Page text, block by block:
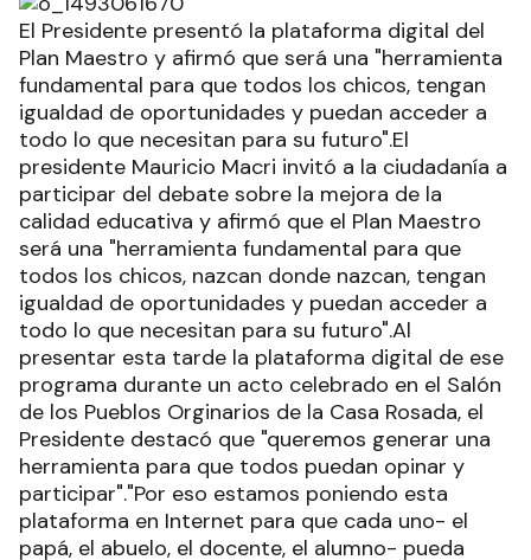
El Presidente presentó la plataforma digital del
Plan Maestro y afirmó que será una "herramienta
fundamental para que todos los chicos, tengan
igualdad de oportunidades y puedan acceder a
todo lo que necesitan para su futuro".El
presidente Mauricio Macri invitó a la ciudadanía a
participar del debate sobre la mejora de la
calidad educativa y afirmó que el Plan Maestro
será una "herramienta fundamental para que
todos los chicos, nazcan donde nazcan, tengan
igualdad de oportunidades y puedan acceder a
todo lo que necesitan para su futuro".Al
presentar esta tarde la plataforma digital de ese
programa durante un acto celebrado en el Salón
de los Pueblos Orginarios de la Casa Rosada, el
Presidente destacó que "queremos generar una
herramienta para que todos puedan opinar y
participar"."Por eso estamos poniendo esta
plataforma en Internet para que cada uno- el
papá, el abuelo, el docente, el alumno- pueda